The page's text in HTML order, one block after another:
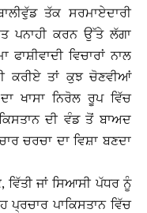
ਤੱਕ ਸਰਮਾਏਦਾਰੀ
ਪਨਾਹੀ ਕਰਨ ਉੱਤੇ ਲੱਗਾ
ਵਿਚਾਰਾਂ ਨਾਲ
ਕਰੀਏ ਤਾਂ ਕੁਝ ਚੋਣਵੀਆਂ
ਖਾਸਾ ਨਿਰੋਲ ਰੂਪ ਵਿੱਚ
ਦੀ ਵੰਡ ਤੋਂ ਬਾਅਦ
ਚਰਚਾ ਦਾ ਵਿਸ਼ਾ ਬਣਦਾ
ਜਾਂ ਸਿਆਸੀ ਪੱਧਰ ਨੂੰ
ਪ੍ਰਚਾਰ ਪਾਕਿਸਤਾਨ ਵਿੱਚ